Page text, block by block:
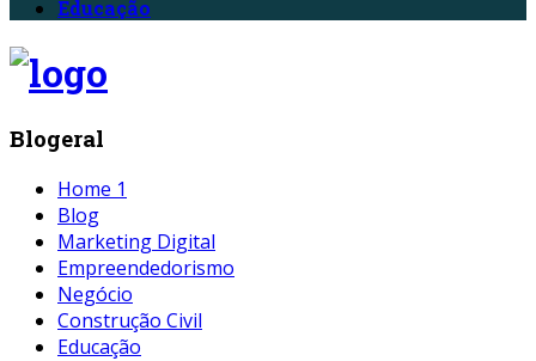
Educação
Blogeral
Home 1
Blog
Marketing Digital
Empreendedorismo
Negócio
Construção Civil
Educação